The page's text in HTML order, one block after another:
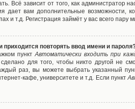
Всё зависит от того, как
дает вам дополнительные возможности,
и т.д. Регистрация займёт у вас всего
приходится повторять ввод имени и
пунктАвтоматически входить при
для того, чтобы никто другой не
раз, вы можете выбрать указанный
кафе, университете и т.д. Если пункт